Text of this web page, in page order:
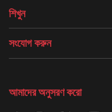
শিখুন
সংযোগ করুন
আমাদের অনুসরণ করো